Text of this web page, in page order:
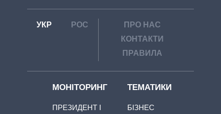
УКР РОС
ПРО НАС
КОНТАКТИ
ПРАВИЛА
МОНІТОРИНГ
ПРЕЗИДЕНТ І
ТЕМАТИКИ
БІЗНЕС